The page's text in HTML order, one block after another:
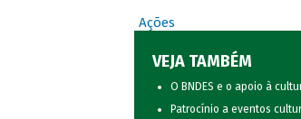
Ações
VEJA TAMBÉM
O BNDES e o apoio à
Patrocínio a eventos